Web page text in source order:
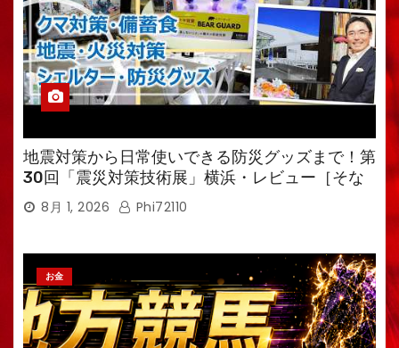
地震対策から日常使いできる防災グッズまで！第
30回「震災対策技術展」横浜・レビュー［そな
えるTV・高荷智也］
8月 1, 2026 Phi72110
お金